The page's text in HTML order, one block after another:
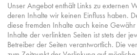
Unser Angebot enthält Links zu externen
deren Inhalte wir keinen Einfluss haben.
diese fremden Inhalte auch keine
Inhalte der verlinkten Seiten ist stets der
Betreiber der Seiten verantwortlich. Die